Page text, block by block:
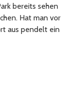
bereits sehen
Hat man vor
aus pendelt ein